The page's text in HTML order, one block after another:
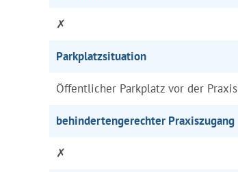
✗
Parkplatzsituation
Öffentlicher Parkplatz vor der Praxis
behindertengerechter Praxiszugang
✗